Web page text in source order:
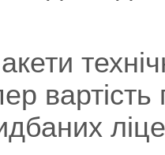
вартість